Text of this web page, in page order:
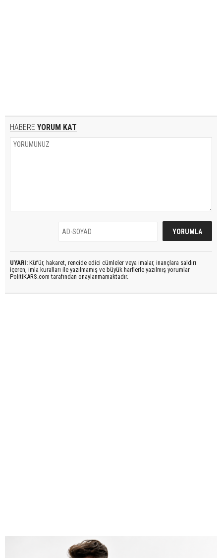
HABERE YORUM KAT
UYARI: Küfür, hakaret, rencide edici cümleler veya imalar, inançlara saldırı
içeren, imla kuralları ile yazılmamış ve büyük harflerle yazılmış yorumlar
PolitiKARS.com tarafından onaylanmamaktadır.